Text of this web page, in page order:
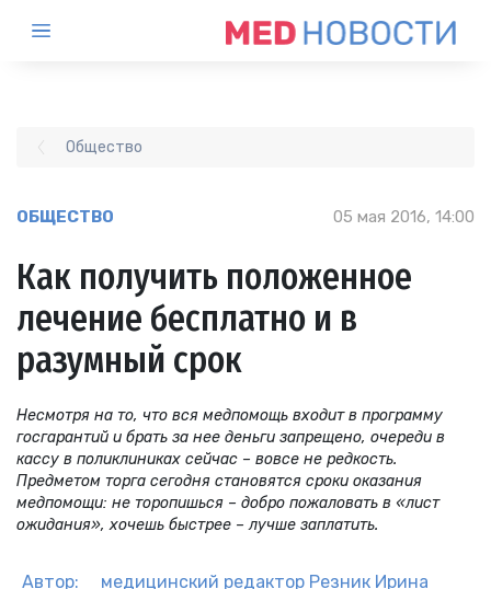
Общество
ОБЩЕСТВО 05 мая 2016, 14:00
Как получить положенное
лечение бесплатно и в
разумный срок
Несмотря на то, что вся медпомощь входит в программу
госгарантий и брать за нее деньги запрещено, очереди в
кассу в поликлиниках сейчас – вовсе не редкость.
Предметом торга сегодня становятся сроки оказания
медпомощи: не торопишься – добро пожаловать в «лист
ожидания», хочешь быстрее – лучше заплатить.
Автор: медицинский редактор Резник Ирина